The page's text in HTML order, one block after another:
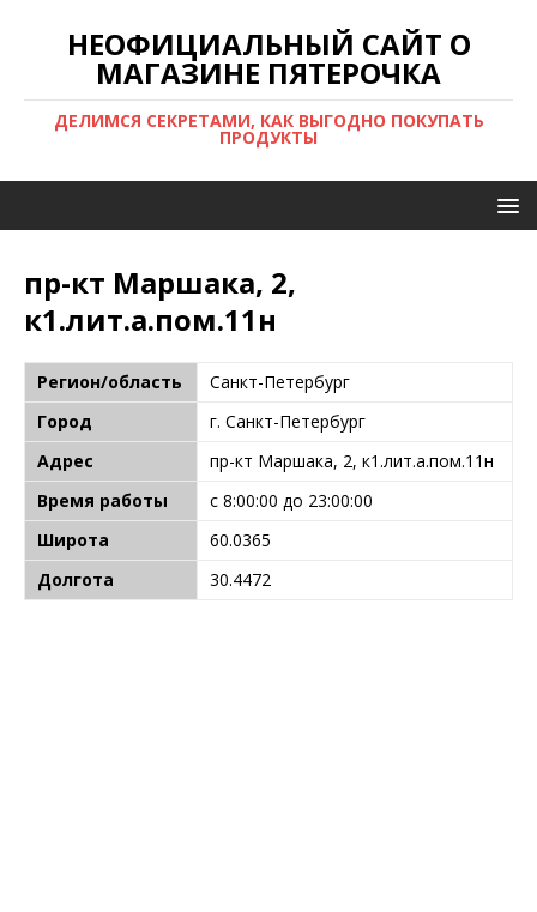
НЕОФИЦИАЛЬНЫЙ САЙТ О
МАГАЗИНЕ ПЯТЕРОЧКА
ДЕЛИМСЯ СЕКРЕТАМИ, КАК ВЫГОДНО ПОКУПАТЬ
ПРОДУКТЫ
пр-кт Маршака, 2,
к1.лит.а.пом.11н
Регион/область
Санкт-Петербург
Город
г. Санкт-Петербург
Адрес
пр-кт Маршака, 2, к1.лит.а.пом.11н
Время работы
с 8:00:00 до 23:00:00
Широта
60.0365
Долгота
30.4472